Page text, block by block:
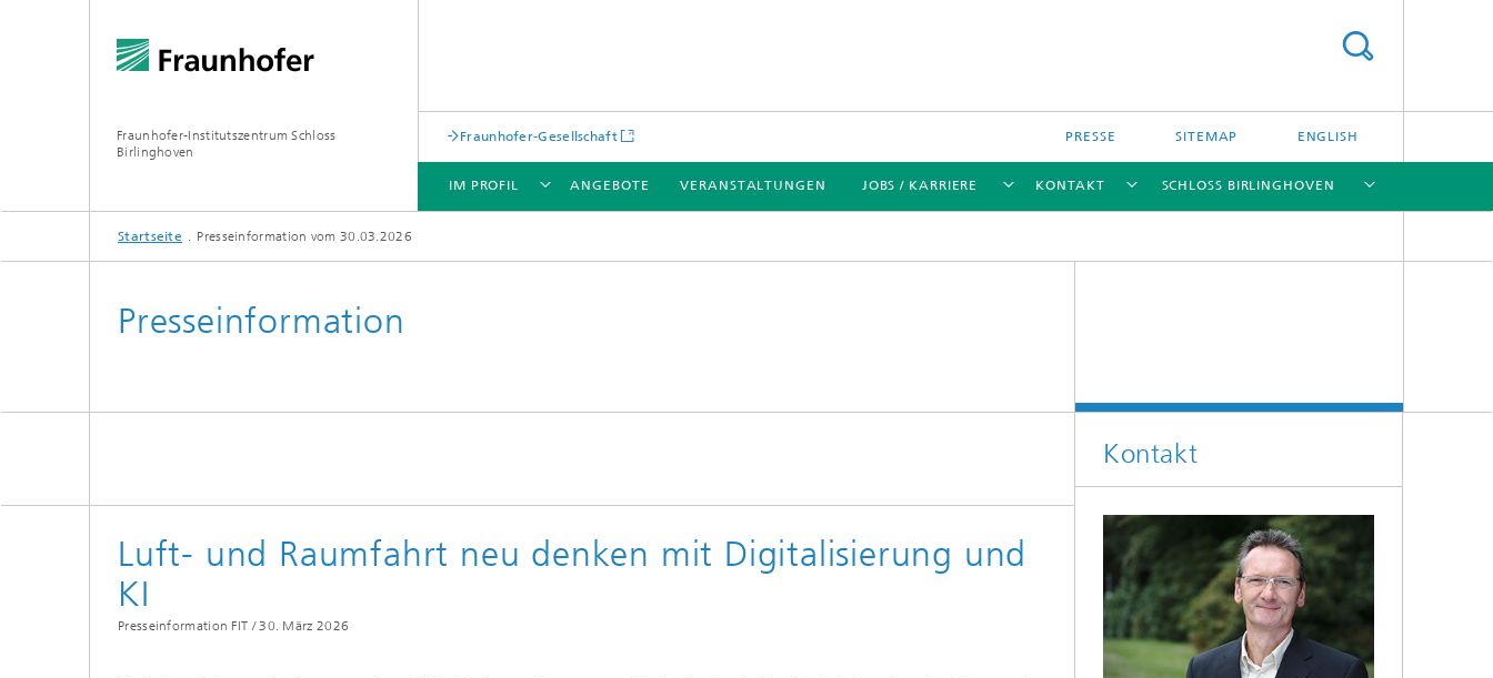
Fraunhofer-Institutszentrum Schloss
Birlinghoven
Fraunhofer-Gesellschaft PRESSE SITEMAP ENGLISH
IM PROFIL
IM PROFIL
ANGEBOTE VERANSTALTUNGEN JOBS / KARRIERE
JOBS / KARRIERE
KONTAKT
KONTAKT
SCHLOSS BIRLINGHOVEN
SCHLOSS BIRLINGHOVEN
Startseite Presseinformation vom 30.03.2026
Presseinformation
Luft- und Raumfahrt neu denken mit Digitalisierung und
KI
Presseinformation FIT / 30. März 2026
Kontakt